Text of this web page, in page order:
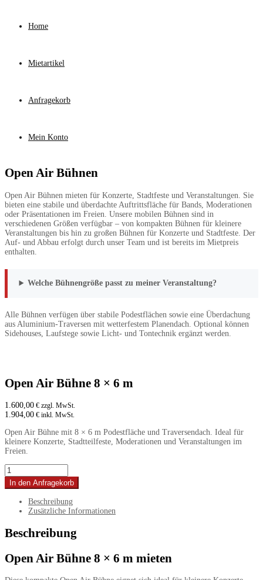
Home
Mietartikel
Anfragekorb
Mein Konto
Open Air Bühnen
Open Air Bühnen mieten für Konzerte, Stadtfeste und Veranstaltungen. Sie
bieten eine stabile und überdachte Auftrittsfläche für Bands, Moderationen
oder Präsentationen im Freien. Unsere mobilen Bühnen sind in
verschiedenen Größen verfügbar – von kompakten Bühnen für kleinere
Veranstaltungen bis hin zu großen Bühnen für Konzerte und Stadtfeste. Der
Auf- und Abbau erfolgt durch unser Team und ist bereits im Mietpreis
enthalten.
Welche Bühnengröße passt zu meiner Veranstaltung?
Alle Bühnen verfügen über stabile Podestflächen sowie eine Überdachung
aus Aluminium-Traversen mit wetterfestem Planendach. Optional können
Sidehouses, Laufstege sowie Licht- und Tontechnik ergänzt werden.
Open Air Bühne 8 × 6 m
1.600,00 € zzgl. MwSt.
1.904,00 € inkl. MwSt.
Open Air Bühne mit 8 × 6 m Podestfläche und Traversendach. Ideal für
kleinere Konzerte, Stadtteilfeste, Moderationen und Veranstaltungen im
Freien.
Open
Air
Bühne
Menge
In den Anfragekorb
Beschreibung
Zusätzliche Informationen
Beschreibung
Open Air Bühne 8 × 6 m mieten